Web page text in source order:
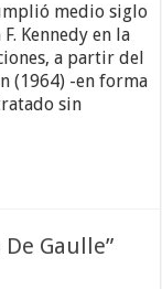
medio siglo
Kennedy en la
a partir del
(1964) -en forma
sin
Gaulle”